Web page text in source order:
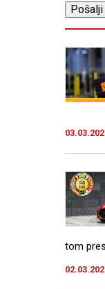
tom